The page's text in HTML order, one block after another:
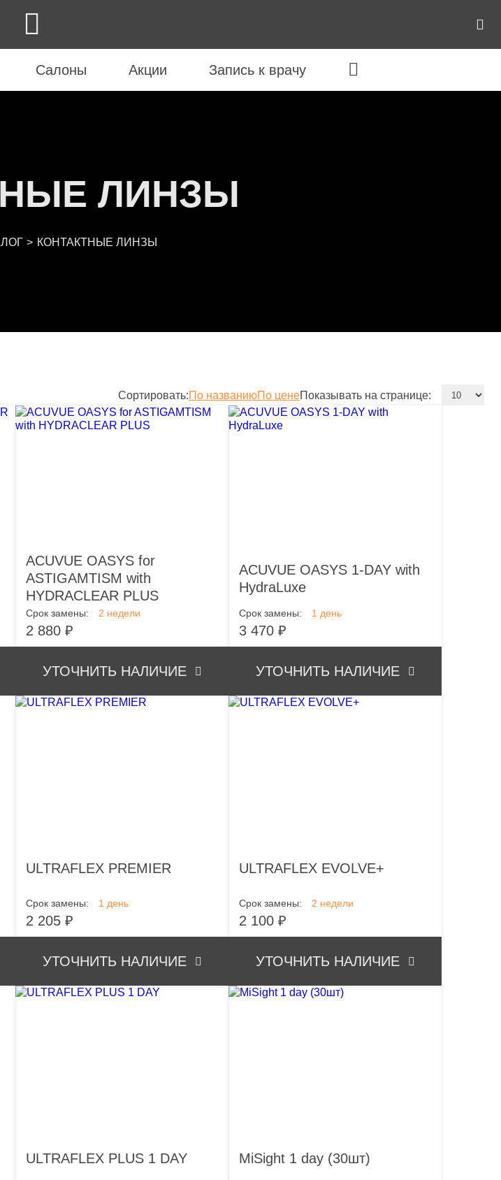
 
Салоны Акции Запись к врачу 
ЛИНЗЫ
КОНТАКТНЫЕ ЛИНЗЫ
Сортировать:По названиюПо ценеПоказывать на странице:
ACUVUE OASYS for
ASTIGAMTISM with
HYDRACLEAR PLUS
Срок замены: 2 недели
2 880 ₽
УТОЧНИТЬ НАЛИЧИЕ
ACUVUE OASYS 1-DAY with
HydraLuxe
Срок замены: 1 день
3 470 ₽
УТОЧНИТЬ НАЛИЧИЕ
ULTRAFLEX PREMIER
Срок замены: 1 день
2 205 ₽
УТОЧНИТЬ НАЛИЧИЕ
ULTRAFLEX EVOLVE+
Срок замены: 2 недели
2 100 ₽
УТОЧНИТЬ НАЛИЧИЕ
ULTRAFLEX PLUS 1 DAY MiSight 1 day (30шт)